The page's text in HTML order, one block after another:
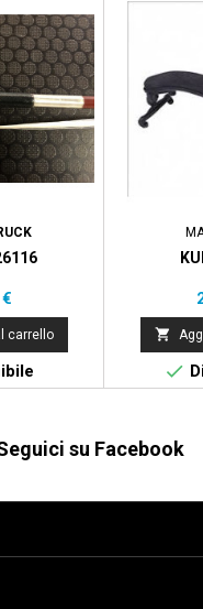
carrello 

su Facebook